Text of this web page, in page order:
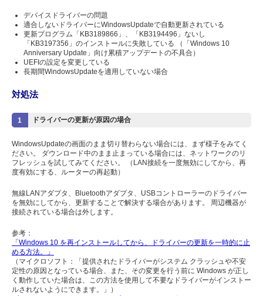
デバイスドライバーの問題
適合しないドライバーにWindowsUpdateで自動更新されている
更新プログラム「KB3189866」、「KB3194496」ないし
「KB3197356」のインストールに失敗している （「Windows 10
Anniversary Update」向け累積アップデートの不具合）
UEFIの設定を変更している
長期間WindowsUpdateを適用していない場合
対処法
1 ドライバーの更新が原因の場合
WindowsUpdateの画面のまま切り替わらない場合には、まず様子をみてく
ださい。 ダウンロード中のまま止まっている場合には、ネットワークのリ
フレッシュを試してみてください。 （LAN接続を一度無効にしてから、再
度有効にする、ルーターの再起動）
無線LANアダプタ、Bluetoothアダプタ、USBコントローラーのドライバー
を無効にしてから、更新することで解決する場合があります。 周辺機器が
接続されている場合は外します。
参考：
「Windows 10 を再インストールしてから、ドライバーの更新を一時的に止
める方法。」
（マイクロソフト：「提供されたドライバーがシステム クラッシュや不安
定性の原因となっている場合、また、その変更を行う前に Windows が正し
く動作していた場合は、この方法を使用して不要なドライバーがインストー
ルされないようにできます。」）